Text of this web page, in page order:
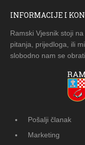
INFORMACIJE I
Ramski Vjesnik stoji
pitanja, prijedloga, ili
slobodno nam se
Pošalji članak
Marketing